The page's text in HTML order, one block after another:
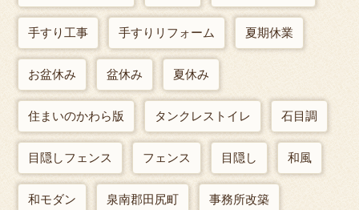
手すり工事 手すりリフォーム 夏期休業
お盆休み 盆休み 夏休み
住まいのかわら版 タンクレストイレ 石目調
目隠しフェンス フェンス 目隠し 和風
和モダン 泉南郡田尻町 事務所改築